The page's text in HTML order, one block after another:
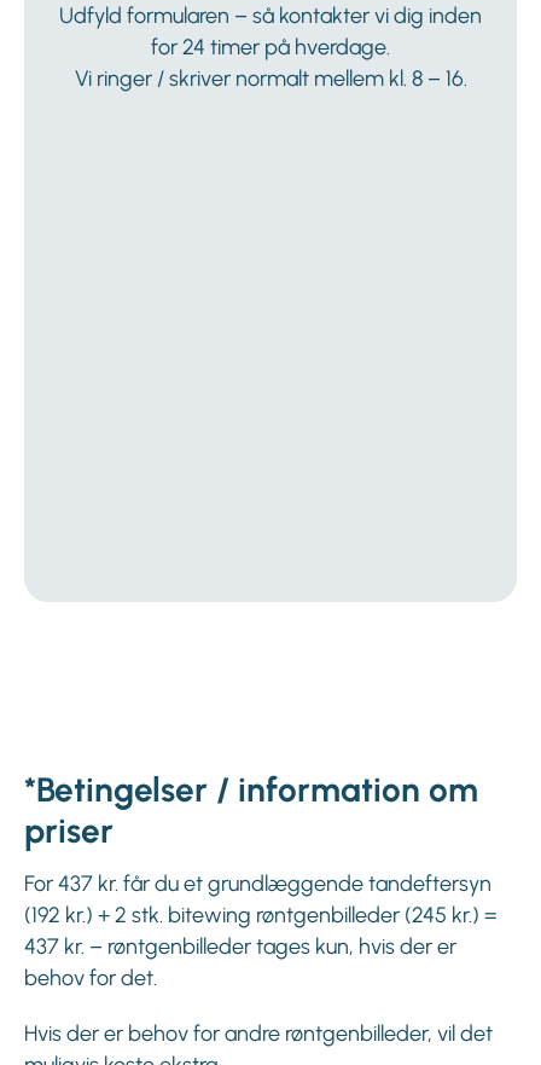
Udfyld formularen – så kontakter vi dig inden
for 24 timer på hverdage.
Vi ringer / skriver normalt mellem kl. 8 – 16.
*Betingelser / information om
priser
For 437 kr. får du et grundlæggende tandeftersyn
(192 kr.) + 2 stk. bitewing røntgenbilleder (245 kr.) =
437 kr. – røntgenbilleder tages kun, hvis der er
behov for det.
Hvis der er behov for andre røntgenbilleder, vil det